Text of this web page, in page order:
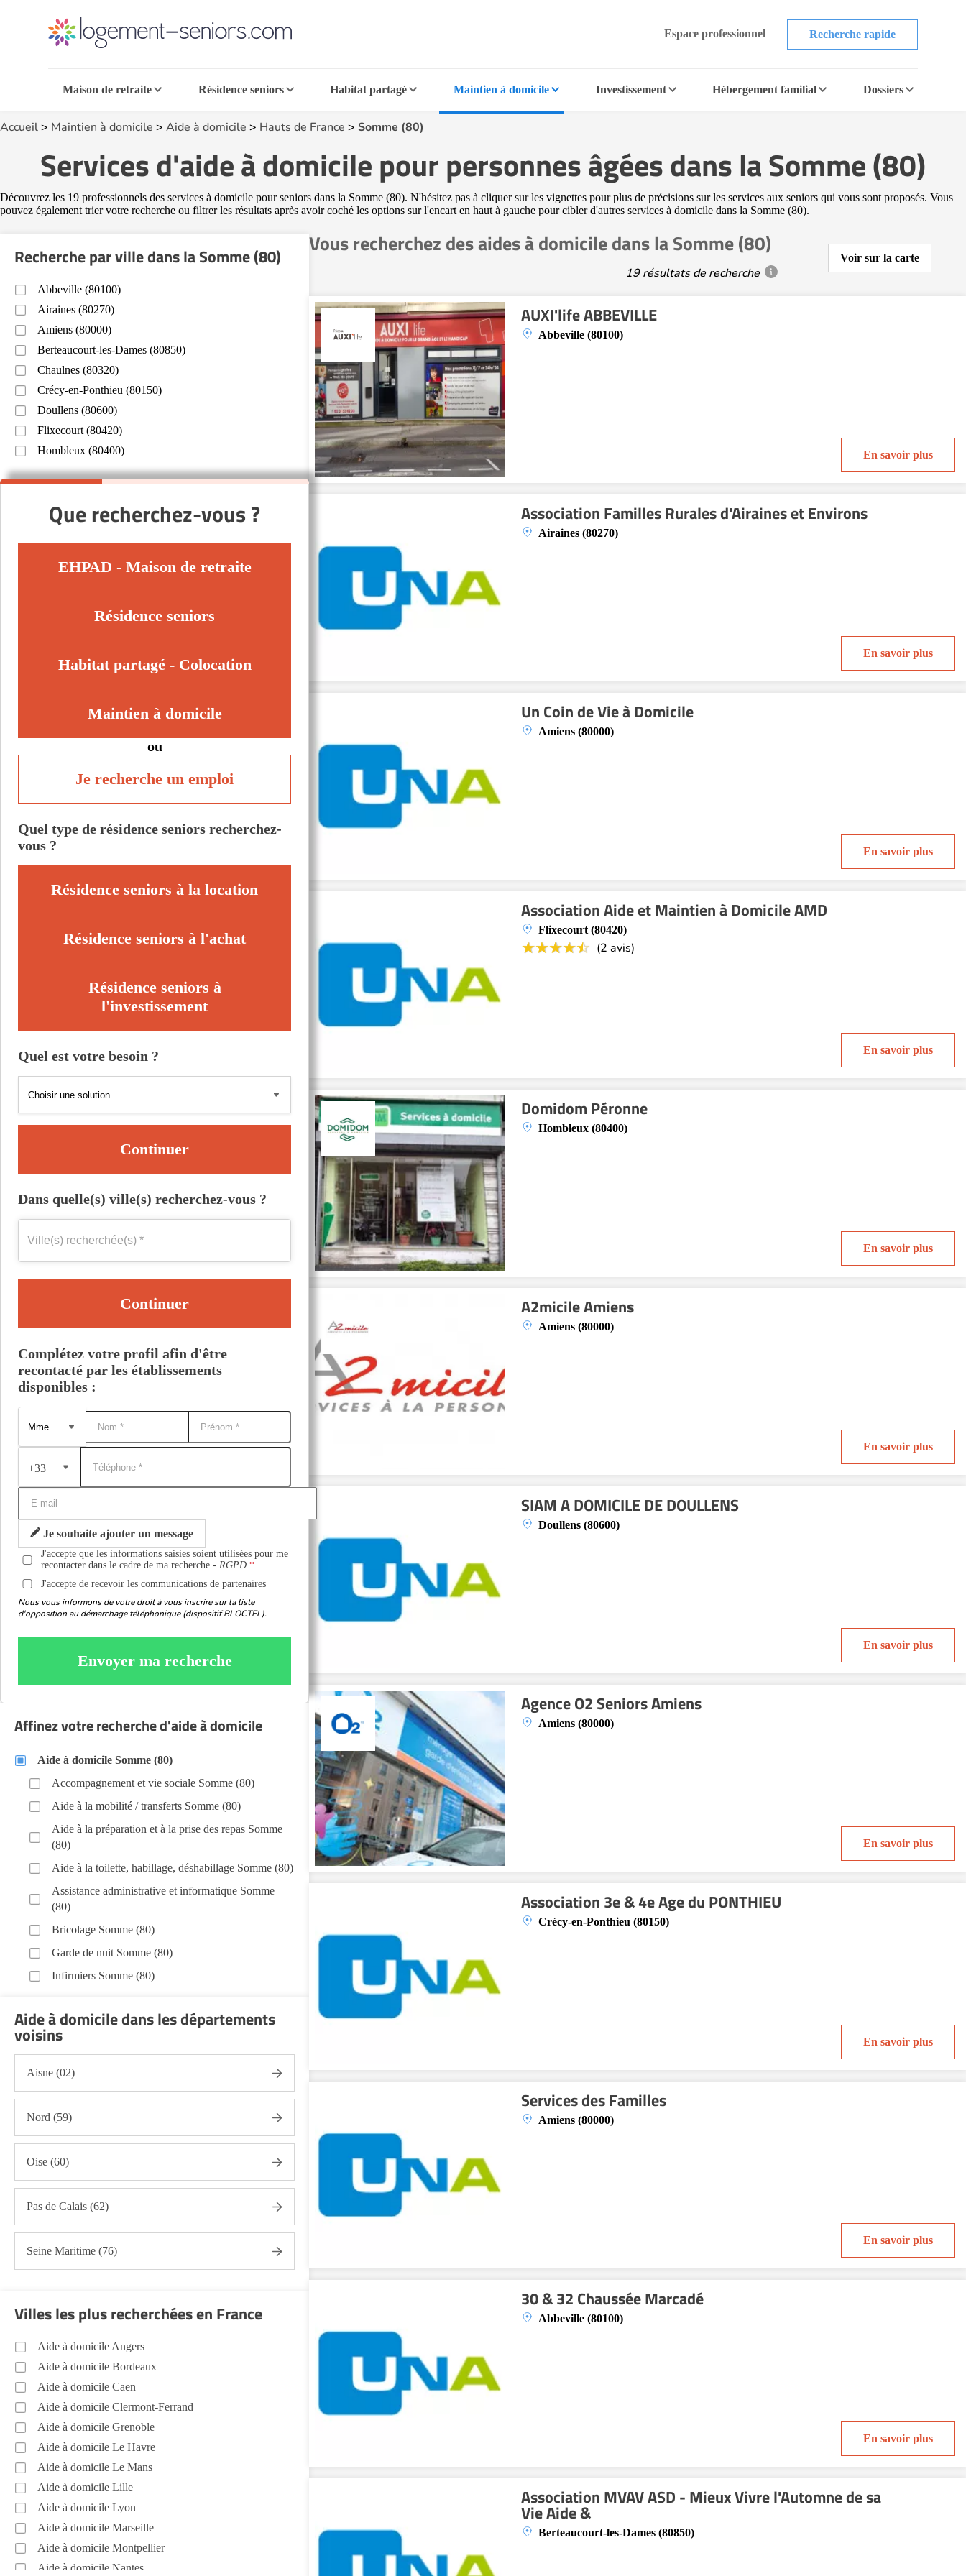
Espace professionnel Recherche rapide
Maison de retraite Résidence seniors Habitat partagé Maintien à domicile Investissement Hébergement familial Dossiers
Accueil> Maintien à domicile > Aide à domicile > Hauts de France > Somme (80)
Services d'aide à domicile pour personnes âgées dans la Somme (80)
Découvrez les 19 professionnels des services à domicile pour seniors dans la Somme (80). N'hésitez pas à cliquer sur les vignettes pour plus de précisions sur les services aux seniors qui vous sont proposés. Vous
pouvez également trier votre recherche ou filtrer les résultats après avoir coché les options sur l'encart en haut à gauche pour cibler d'autres services à domicile dans la Somme (80).
Vous recherchez des aides à domicile dans la Somme (80)
19 résultats de recherche
Voir sur la carte
AUXI'life ABBEVILLE
Abbeville (80100)
En savoir plus
Association Familles Rurales d'Airaines et Environs
Airaines (80270)
En savoir plus
Un Coin de Vie à Domicile
Amiens (80000)
En savoir plus
Association Aide et Maintien à Domicile AMD
Flixecourt (80420)
(2 avis)
En savoir plus
Domidom Péronne
Hombleux (80400)
En savoir plus
A2micile Amiens
Amiens (80000)
En savoir plus
SIAM A DOMICILE DE DOULLENS
Doullens (80600)
En savoir plus
Agence O2 Seniors Amiens
Amiens (80000)
En savoir plus
Association 3e & 4e Age du PONTHIEU
Crécy-en-Ponthieu (80150)
En savoir plus
Services des Familles
Amiens (80000)
En savoir plus
30 & 32 Chaussée Marcadé
Abbeville (80100)
En savoir plus
Association MVAV ASD - Mieux Vivre l'Automne de sa
Vie Aide &
Berteaucourt-les-Dames (80850)
Recherche par ville dans la Somme (80)
Abbeville (80100)
Airaines (80270)
Amiens (80000)
Berteaucourt-les-Dames (80850)
Chaulnes (80320)
Crécy-en-Ponthieu (80150)
Doullens (80600)
Flixecourt (80420)
Hombleux (80400)
Que recherchez-vous ?
EHPAD - Maison de retraite
Résidence seniors
Habitat partagé - Colocation
Maintien à domicile
ou
Je recherche un emploi
Quel type de résidence seniors recherchez-
vous ?
Résidence seniors à la location
Résidence seniors à l'achat
Résidence seniors à
l'investissement
Quel est votre besoin ?
Continuer
Dans quelle(s) ville(s) recherchez-vous ?
Continuer
Complétez votre profil afin d'être
recontacté par les établissements
disponibles :
+33
Je souhaite ajouter un message
J'accepte que les informations saisies soient utilisées pour me
recontacter dans le cadre de ma recherche -RGPD
J'accepte de recevoir les communications de partenaires
Nous vous informons de votre droit à vous inscrire sur la liste
d'opposition au démarchage téléphonique (dispositif BLOCTEL).
Envoyer ma recherche
Affinez votre recherche d'aide à domicile
Aide à domicile Somme (80)
Accompagnement et vie sociale Somme (80)
Aide à la mobilité / transferts Somme (80)
Aide à la préparation et à la prise des repas Somme
(80)
Aide à la toilette, habillage, déshabillage Somme (80)
Assistance administrative et informatique Somme
(80)
Bricolage Somme (80)
Garde de nuit Somme (80)
Infirmiers Somme (80)
Aide aux courses Somme (80)
Entretien du cadre de vie, ménage, repassage, gestion
Somme (80)
Promenade animaux de compagnie Somme (80)
Soins esthétiques Somme (80)
Autres aides à domicile Somme (80)
Voir toutes les aides à domicile dans la Somme (80)
Aide à domicile dans les départements
voisins
Aisne (02)
Nord (59)
Oise (60)
Pas de Calais (62)
Seine Maritime (76)
Villes les plus recherchées en France
Aide à domicile Angers
Aide à domicile Bordeaux
Aide à domicile Caen
Aide à domicile Clermont-Ferrand
Aide à domicile Grenoble
Aide à domicile Le Havre
Aide à domicile Le Mans
Aide à domicile Lille
Aide à domicile Lyon
Aide à domicile Marseille
Aide à domicile Montpellier
Aide à domicile Nantes